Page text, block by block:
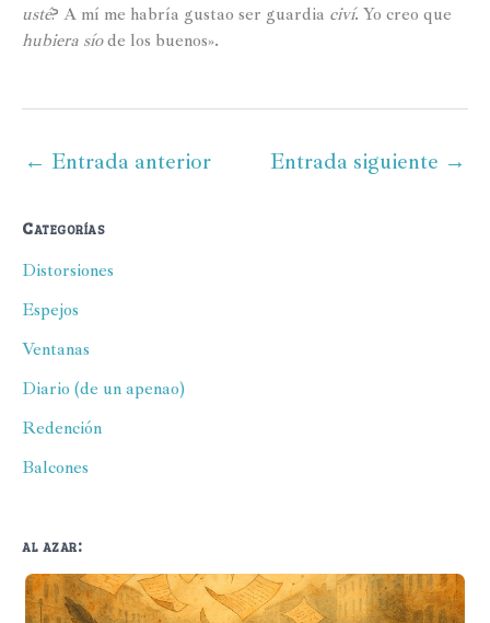
Categorías
Distorsiones
Espejos
Ventanas
Diario (de un apenao)
Redención
Balcones
al azar:
usté? A mí me habría gustao ser guardia civí. Yo creo que
hubiera síode los buenos».
← Entrada anterior Entrada siguiente →